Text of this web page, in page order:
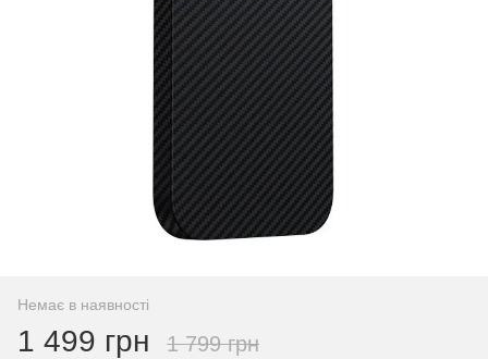
Немає в наявності
1 499 грн 1 799 грн